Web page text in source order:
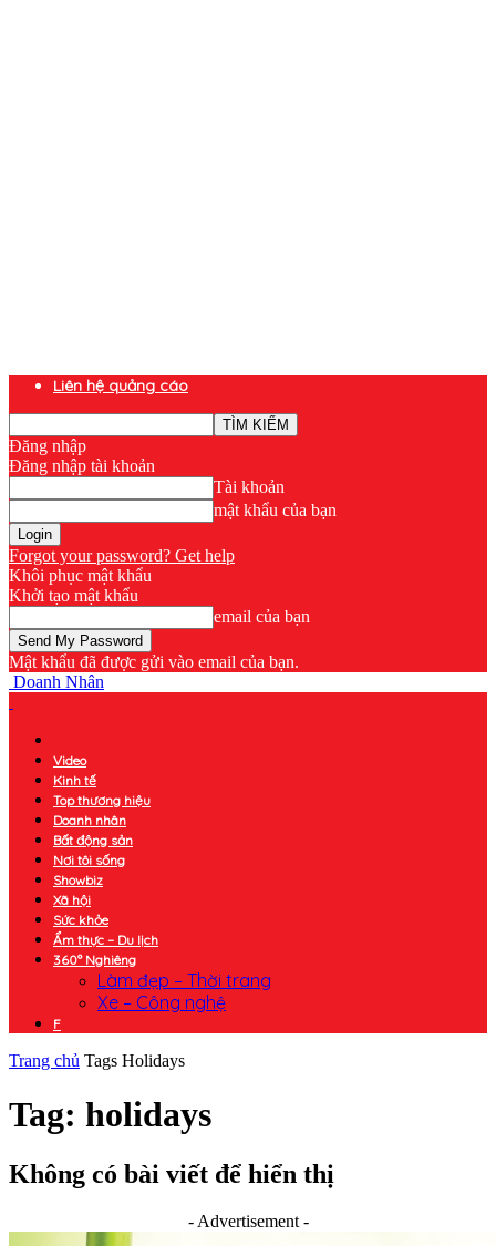
Liên hệ quảng cáo
Đăng nhập
Đăng nhập tài khoản
Tài khoản
mật khẩu của bạn
Forgot your password? Get help
Khôi phục mật khẩu
Khởi tạo mật khẩu
email của bạn
Mật khẩu đã được gửi vào email của bạn.
Doanh Nhân
Video
Kinh tế
Top thương hiệu
Doanh nhân
Bất động sản
Nơi tôi sống
Showbiz
Xã hội
Sức khỏe
Ẩm thực – Du lịch
360° Nghiêng
Làm đẹp – Thời trang
Xe – Công nghệ
F
Trang chủ Tags Holidays
Tag: holidays
Không có bài viết để hiển thị
- Advertisement -